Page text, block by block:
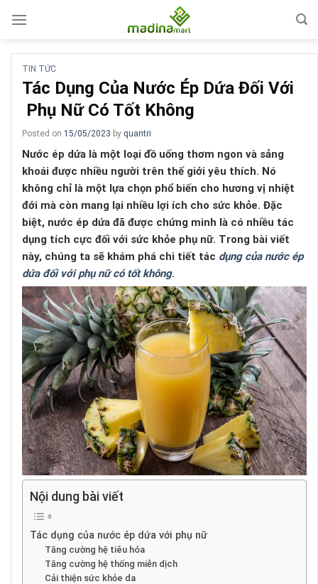
TIN TỨC
Tác Dụng Của Nước Ép Dứa Đối Với
Phụ Nữ Có Tốt Không
Posted on 15/05/2023 by quantri
Nước ép dứa là một loại đồ uống thơm ngon và sảng
khoái được nhiều người trên thế giới yêu thích. Nó
không chỉ là một lựa chọn phổ biến cho hương vị nhiệt
đới mà còn mang lại nhiều lợi ích cho sức khỏe. Đặc
biệt, nước ép dứa đã được chứng minh là có nhiều tác
dụng tích cực đối với sức khỏe phụ nữ. Trong bài viết
này, chúng ta sẽ khám phá chi tiết tác dụng của nước ép
dứa đối với phụ nữ có tốt không.
Nội dung bài viết
Tác dụng của nước ép dứa với phụ nữ
Tăng cường hệ tiêu hóa
Tăng cường hệ thống miễn dịch
Cải thiện sức khỏe da